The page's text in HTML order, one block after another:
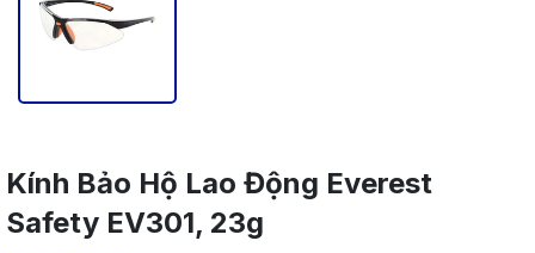
Kính Bảo Hộ Lao Động Everest
Safety EV301, 23g